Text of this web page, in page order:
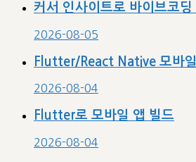
커서 인사이트로 바이브코딩
2026-08-05
Flutter/React Native 모바
2026-08-04
Flutter로 모바일 앱 빌드
2026-08-04